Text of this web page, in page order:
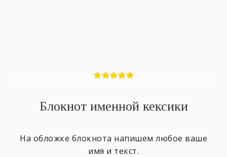
Блокнот именной кексики
На обложке блокнота напишем любое ваше
имя и текст.